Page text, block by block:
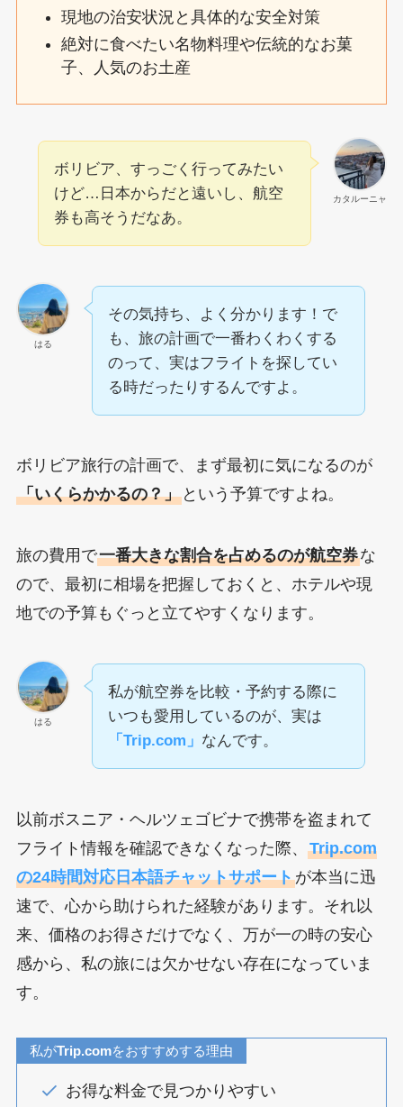
現地の治安状況と具体的な安全対策
絶対に食べたい名物料理や伝統的なお菓
子、人気のお土産
カタルーニャ
ボリビア、すっごく行ってみたい
けど…日本からだと遠いし、航空
券も高そうだなあ。
はる
その気持ち、よく分かります！で
も、旅の計画で一番わくわくする
のって、実はフライトを探してい
る時だったりするんですよ。
ボリビア旅行の計画で、まず最初に気になるのが
「いくらかかるの？」という予算ですよね。
旅の費用で一番大きな割合を占めるのが航空券な
ので、最初に相場を把握しておくと、ホテルや現
地での予算もぐっと立てやすくなります。
はる
私が航空券を比較・予約する際に
いつも愛用しているのが、実は
「Trip.com」 なんです。
以前ボスニア・ヘルツェゴビナで携帯を盗まれて
フライト情報を確認できなくなった際、 Trip.com
の24時間対応日本語チャットサポートが本当に迅
速で、心から助けられた経験があります。それ以
来、価格のお得さだけでなく、万が一の時の安心
感から、私の旅には欠かせない存在になっていま
す。
私がTrip.comをおすすめする理由
お得な料金で見つかりやすい